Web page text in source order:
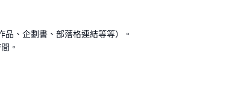
、企劃書、部落格連結等等）。
。